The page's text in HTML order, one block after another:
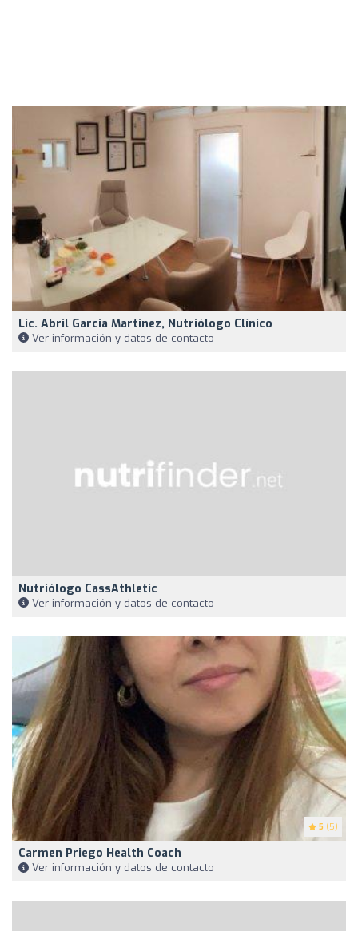
Lic. Abril Garcia Martinez, Nutriólogo Clínico
Ver información y datos de contacto
Nutriólogo CassAthletic
Ver información y datos de contacto
5 (5)
Carmen Priego Health Coach
Ver información y datos de contacto